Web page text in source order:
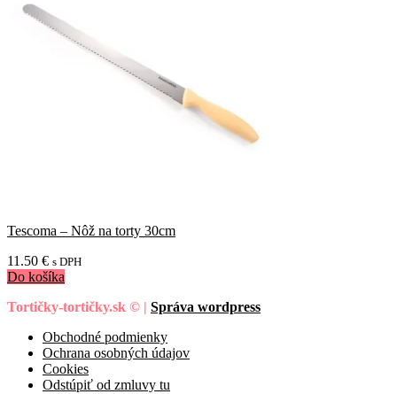
Tescoma – Nôž na torty 30cm
11.50 € s DPH
Do košíka
Tortičky-tortičky.sk © | Správa wordpress
Obchodné podmienky
Ochrana osobných údajov
Cookies
Odstúpiť od zmluvy tu